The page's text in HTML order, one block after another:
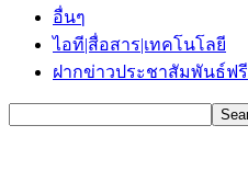
อื่นๆ
ไอที|สื่อสาร|เทคโนโลยี
ฝากข่าวประชาสัมพันธ์ฟรี